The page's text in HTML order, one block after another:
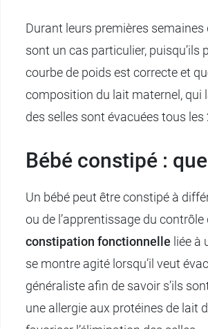
Durant leurs premières
sont un cas particulier, puisqu’ils
courbe de poids est correcte et
composition du lait maternel, qui
des selles sont évacuées tous les
Bébé constipé :
Un bébé peut être constipé à
ou de l’apprentissage du
constipation fonctionnelle liée à
se montre agité lorsqu’il veut
généraliste afin de savoir s’ils
une allergie aux protéines de lait